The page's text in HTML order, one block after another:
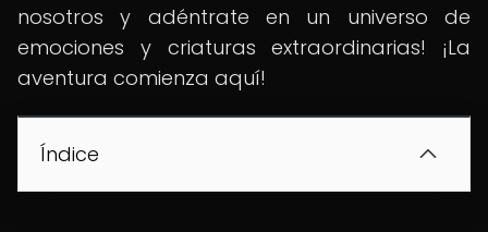
nosotros y adéntrate en un universo de
emociones y criaturas extraordinarias! ¡La
aventura comienza aquí!
Índice